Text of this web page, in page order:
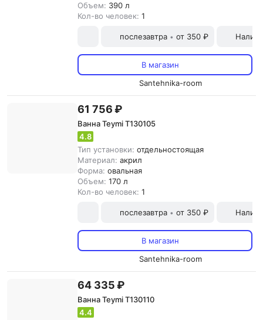
Объем: 390 л
Кол-во человек: 1
послезавтра • от 350 ₽
В магазин
Santehnika-room
61 756 ₽
Ванна Teymi T130105
4.8
Тип установки: отдельностоящая
Материал: акрил
Форма: овальная
Объем: 170 л
Кол-во человек: 1
послезавтра • от 350 ₽
В магазин
Santehnika-room
64 335 ₽
Ванна Teymi T130110
4.4